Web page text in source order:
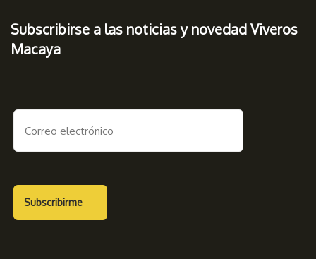
Subscribirse a las noticias y novedad Viveros
Macaya